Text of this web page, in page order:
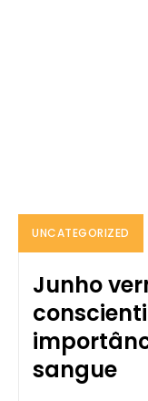
UNCATEGORIZED
Junho
sangue